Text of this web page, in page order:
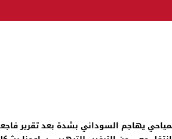
يهاجم السوداني بشدة بعد تقرير